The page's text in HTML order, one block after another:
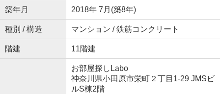
築年月 2018年 7月(築8年)
種別 / 構造 マンション / 鉄筋コンクリート
階建 11階建
お部屋探しLabo
神奈川県小田原市栄町２丁目1-29 JMSビ
ルS棟2階